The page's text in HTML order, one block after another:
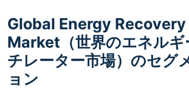
Global Energy
Market（世界のエネルギ
チレーター市場）のセグ
ョン